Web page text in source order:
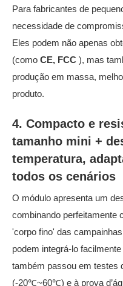
Para fabricantes de
necessidade de
Eles podem não apenas
(como CE, FCC ), mas
produção em massa,
produto.
4. Compacto e
tamanho mini +
temperatura,
todos os cenários
O módulo apresenta um
combinando perfeitamente
'corpo fino' das
podem integrá-lo
também passou em testes
(-20℃~60℃) e à prova